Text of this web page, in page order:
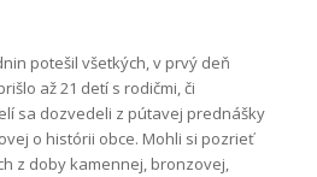
potešil všetkých, v prvý deň
až 21 detí s rodičmi, či
sa dozvedeli z pútavej prednášky
o histórii obce. Mohli si pozrieť
z doby kamennej, bronzovej,